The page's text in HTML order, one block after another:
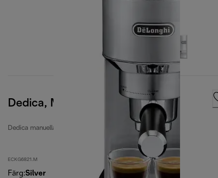
Dedica, Metal
Dedica manuella espressomaskiner
ECKG6821.M
Färg:Silver